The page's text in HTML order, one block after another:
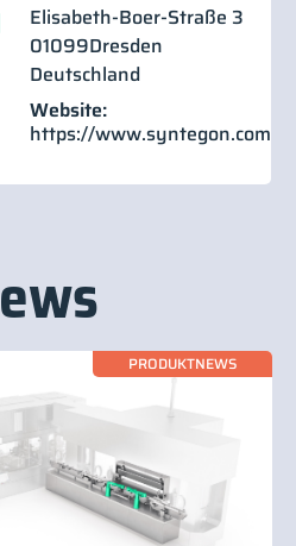
Elisabeth-Boer-Straße 3
01099Dresden
Deutschland
Website:
https://www.syntegon.com
PRODUKTNEWS